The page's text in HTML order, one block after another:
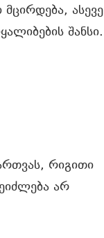
ასევე
შანსი.
რიგითი
არ